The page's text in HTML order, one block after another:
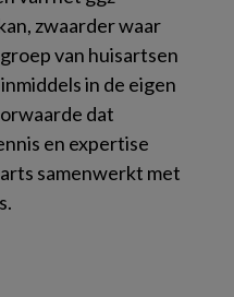
zwaarder waar
van huisartsen
in de eigen
dat
en expertise
samenwerkt met